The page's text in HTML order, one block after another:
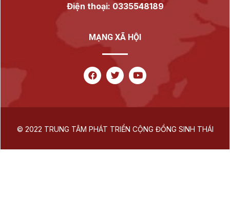
Điện thoại: 0335548189
MẠNG XÃ HỘI
© 2022 TRUNG TÂM PHÁT TRIỂN CỘNG ĐỒNG SINH THÁI